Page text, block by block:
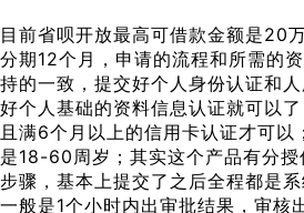
目前省呗开放最高可借款金额是20
分期12个月，申请的流程和所需的
持的一致，提交好个人身份认证和
好个人基础的资料信息认证就可以
且满6个月以上的信用卡认证才可以
是18-60周岁；其实这个产品有分
步骤，基本上提交了之后全程都是
一般是1个小时内出审批结果，审核